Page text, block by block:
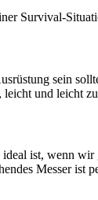
Survival-
sein
und leicht
ist, wenn
Messer